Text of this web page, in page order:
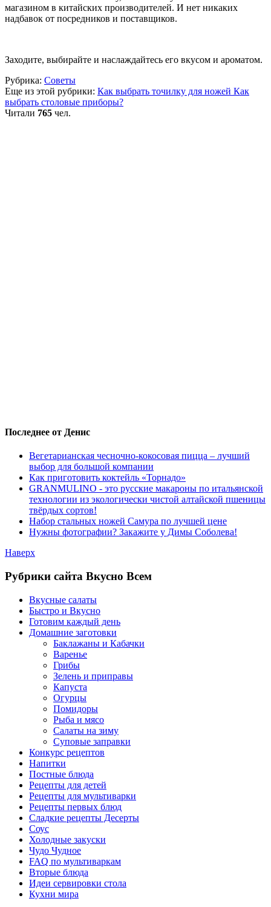
магазином в китайских производителей. И нет никаких
надбавок от посредников и поставщиков.
Заходите, выбирайте и наслаждайтесь его вкусом и ароматом.
Рубрика: Советы
Еще из этой рубрики: Как выбрать точилку для ножей Как
выбрать столовые приборы?
Читали 765 чел.
Последнее от Денис
Вегетарианская чесночно-кокосовая пицца – лучший
выбор для большой компании
Как приготовить коктейль «Торнадо»
GRANMULINO - это русские макароны по итальянской
технологии из экологически чистой алтайской пшеницы
твёрдых сортов!
Набор стальных ножей Самура по лучшей цене
Нужны фотографии? Закажите у Димы Соболева!
Наверх
Рубрики сайта Вкусно Всем
Вкусные салаты
Быстро и Вкусно
Готовим каждый день
Домашние заготовки
Баклажаны и Кабачки
Варенье
Грибы
Зелень и приправы
Капуста
Огурцы
Помидоры
Рыба и мясо
Салаты на зиму
Суповые заправки
Конкурс рецептов
Напитки
Постные блюда
Рецепты для детей
Рецепты для мультиварки
Рецепты первых блюд
Сладкие рецепты Десерты
Соус
Холодные закуски
Чудо Чудное
FAQ по мультиваркам
Вторые блюда
Идеи сервировки стола
Кухни мира